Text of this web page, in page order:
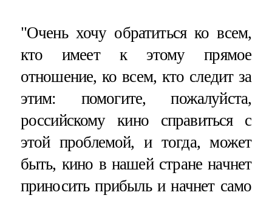
"Очень хочу обратиться ко всем,
кто имеет к этому прямое
отношение, ко всем, кто следит за
этим: помогите, пожалуйста,
российскому кино справиться с
этой проблемой, и тогда, может
быть, кино в нашей стране начнет
приносить прибыль и начнет само